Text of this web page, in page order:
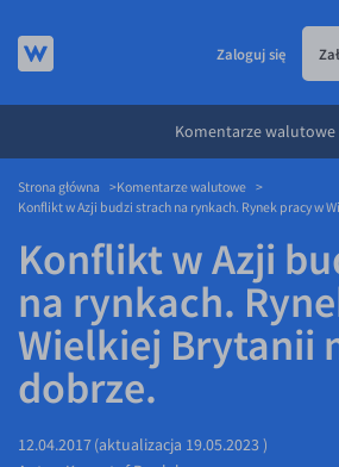
KURSY WALUT
Kursy walut
USD/PLN
CHF/PLN
GBP/PLN
CZK/PLN
DKK/PLN
KARTA WIELOWALUTOWA
Visa Benefit
ESIM
DLA FIRM
Dla firm
API dla biznesu
Partnerstwa
JAK TO DZIAŁA
Jak to działa
Prowizje i rabaty
BLOG
Zaloguj się
Komentarze walutowe
Strona główna
Komentarze walutowe
Konflikt w Azji budzi strach na rynkach. Rynek pracy w
Konflikt w Azji
na rynkach.
Wielkiej Brytanii
dobrze.
12.04.2017(aktualizacja 19.05.2023 )